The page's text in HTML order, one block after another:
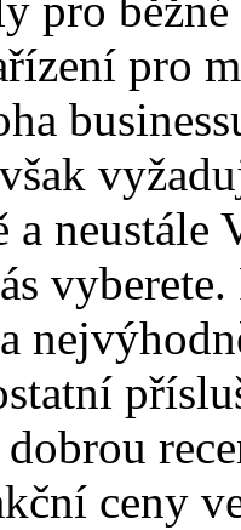
pro
a neustále
ceny